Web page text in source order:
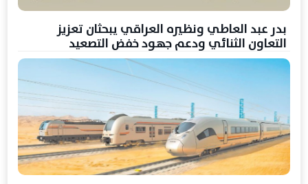
بدر عبد العاطي ونظيره العراقي يبحثان تعزيز
التعاون الثنائي ودعم جهود خفض التصعيد